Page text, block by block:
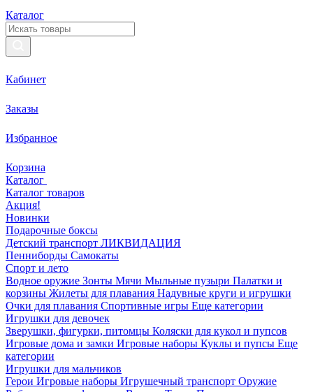
Каталог
Кабинет
Заказы
Избранное
Корзина
Каталог
Каталог товаров
Акция!
Новинки
Подарочные боксы
Детский транспорт ЛИКВИДАЦИЯ
Пенниборды Самокаты
Спорт и лето
Водное оружие Зонты Мячи Мыльные пузыри Палатки и
корзины Жилеты для плавания Надувные круги и игрушки
Очки для плавания Спортивные игры Еще категории
Игрушки для девочек
Зверушки, фигурки, питомцы Коляски для кукол и пупсов
Игровые дома и замки Игровые наборы Куклы и пупсы Еще
категории
Игрушки для мальчиков
Герои Игровые наборы Игрушечный транспорт Оружие